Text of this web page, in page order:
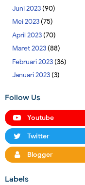
Juni 2023(90)
Mei 2023(75)
April 2023(70)
Maret 2023(88)
Februari 2023(36)
Januari 2023(3)
Follow Us
Youtube
Twitter
Blogger
Labels